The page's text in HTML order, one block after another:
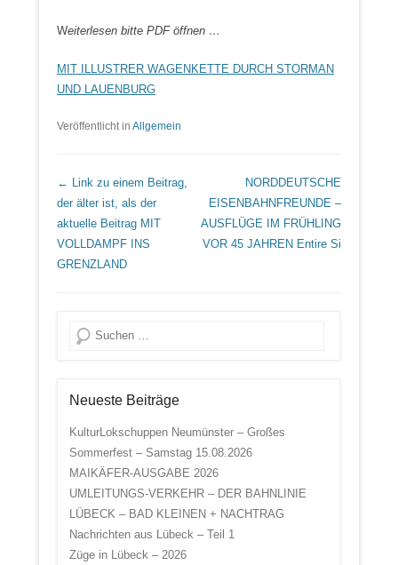
Weiterlesen bitte PDF öffnen …
MIT ILLUSTRER WAGENKETTE DURCH STORMAN
UND LAUENBURG
Veröffentlicht in Allgemein
Beitrags Übersicht
← Link zu einem Beitrag,
der älter ist, als der
aktuelle Beitrag MIT
VOLLDAMPF INS
GRENZLAND
NORDDEUTSCHE
EISENBAHNFREUNDE –
AUSFLÜGE IM FRÜHLING
VOR 45 JAHREN Entire Si
Suche
Neueste Beiträge
KulturLokschuppen Neumünster – Großes
Sommerfest – Samstag 15.08.2026
MAIKÄFER-AUSGABE 2026
UMLEITUNGS-VERKEHR – DER BAHNLINIE
LÜBECK – BAD KLEINEN + NACHTRAG
Nachrichten aus Lübeck – Teil 1
Züge in Lübeck – 2026